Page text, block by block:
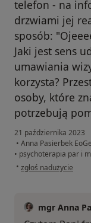
telefon - na
drzwiami jej
sposób:
Jaki jest sens
umawiania
korzysta?
osoby, które
potrzebują
21 października 2023
• Anna Pasierbek
• psychoterapia par i
• w opinii użytkownika
zgłoś nadużycie
mgr Anna